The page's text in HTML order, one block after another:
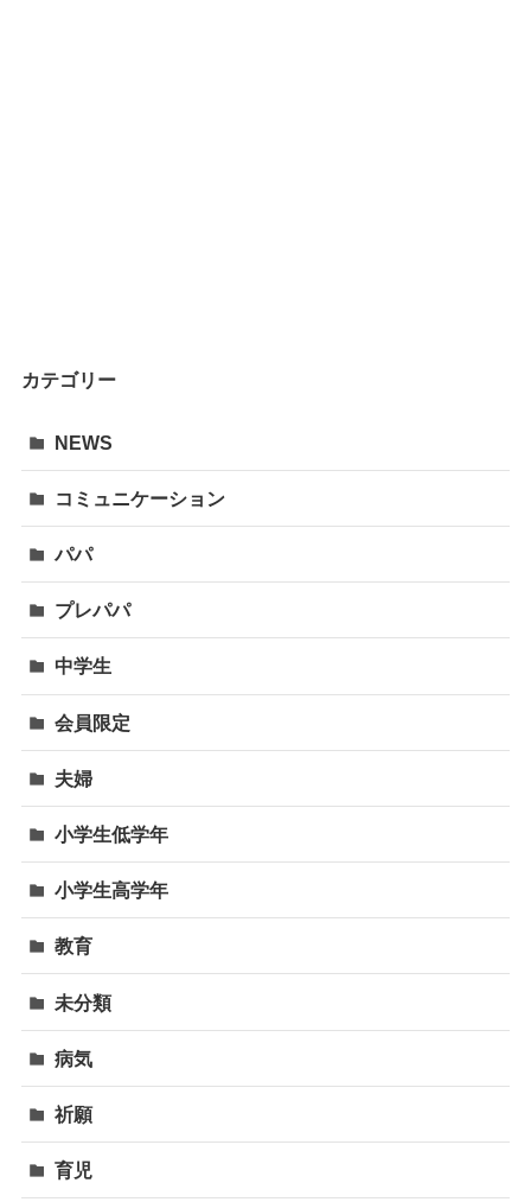
カテゴリー
NEWS
コミュニケーション
パパ
プレパパ
中学生
会員限定
夫婦
小学生低学年
小学生高学年
教育
未分類
病気
祈願
育児